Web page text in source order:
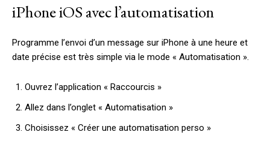
iPhone iOS avec l’automatisation
Programme l’envoi d’un message sur iPhone à une heure et
date précise est très simple via le mode « Automatisation ».
Ouvrez l’application « Raccourcis »
Allez dans l’onglet « Automatisation »
Choisissez « Créer une automatisation perso »